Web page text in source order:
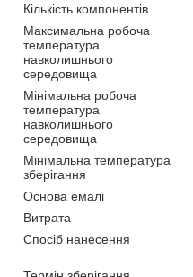
Кількість компонентів
Максимальна робоча
температура
навколишнього
середовища
Мінімальна робоча
температура
навколишнього
середовища
Мінімальна температура
зберігання
Основа емалі
Витрата
Спосіб нанесення